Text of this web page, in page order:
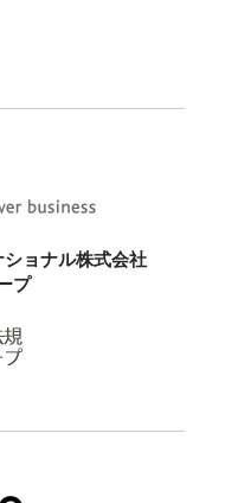
ョナル株式会社
プ